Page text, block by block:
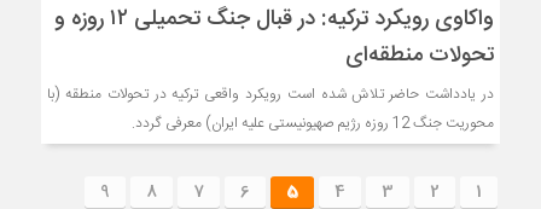
واکاوی رویکرد ترکیه: در قبال جنگ تحمیلی ۱۲ روزه و
تحولات منطقه‏‌ای
در یادداشت حاضر تلاش شده است رویکرد واقعی ترکیه در تحولات منطقه (با
محوریت جنگ 12 روزه رژیم صهیونیستی علیه ایران) معرفی گردد.
1
2
3
4
5
6
7
8
9